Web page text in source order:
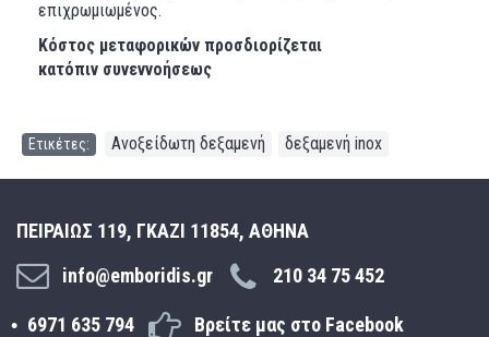
επιχρωμιωμένος.
Κόστος μεταφορικών προσδιορίζεται
κατόπιν συνεννοήσεως
Ετικέτες: Ανοξείδωτη δεξαμενή δεξαμενή inox
ΠΕΙΡΑΙΩΣ 119, ΓΚΑΖΙ 11854, ΑΘΗΝΑ
info@emboridis.gr
210 34 75 452
6971 635 794 Βρείτε μας στο Facebook